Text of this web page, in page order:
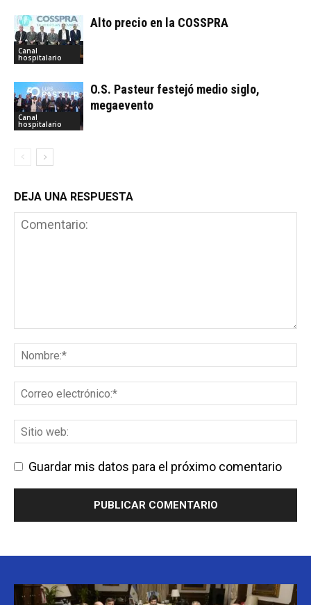
Canal
hospitalario
Alto precio en la COSSPRA
Canal
hospitalario
O.S. Pasteur festejó medio siglo,
megaevento
DEJA UNA RESPUESTA
Guardar mis datos para el próximo comentario